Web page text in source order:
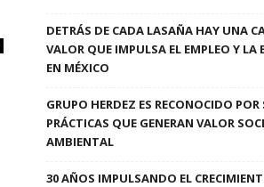
DETRÁS DE CADA LASAÑA HAY UNA
VALOR QUE IMPULSA EL EMPLEO Y LA
EN MÉXICO
GRUPO HERDEZ ES RECONOCIDO POR
PRÁCTICAS QUE GENERAN VALOR
AMBIENTAL
30 AÑOS IMPULSANDO EL